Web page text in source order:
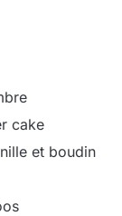
cake
et boudin